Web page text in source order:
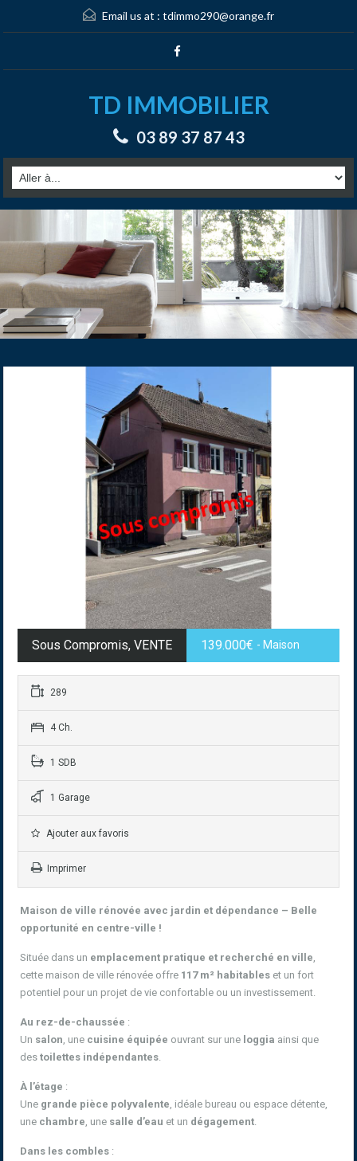
Email us at : tdimmo290@orange.fr
TD IMMOBILIER
03 89 37 87 43
Sous Compromis, VENTE 139.000€ - Maison
289
4 Ch.
1 SDB
1 Garage
Ajouter aux favoris
Imprimer
Maison de ville rénovée avec jardin et dépendance – Belle
opportunité en centre-ville !
Située dans un emplacement pratique et recherché en ville
cette maison de ville rénovée offre 117 m² habitables et un fort
potentiel pour un projet de vie confortable ou un investissement.
Au rez-de-chaussée :
Un salon , une cuisine équipée ouvrant sur une loggia ainsi que
des toilettes indépendantes
À l’étage :
Une grande pièce polyvalente , idéale bureau ou espace détente,
une chambre , une salle d’eau et un dégagement
Dans les combles :